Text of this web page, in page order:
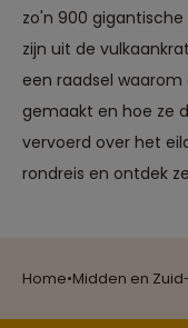
Home•Midden en
zo'n 900 gigantische
zijn uit de
een raadsel waarom
gemaakt en hoe ze
vervoerd over het
rondreis en ontdek